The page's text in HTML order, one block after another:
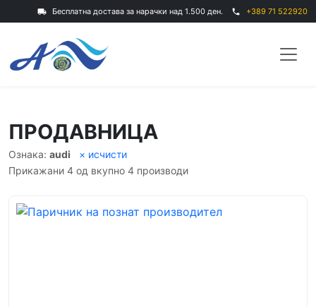
local_shipping Бесплатна достава за нарачки над 1.500 ден. phone +389 71 522920
ПРОДАВНИЦА
Ознака: audi
× исчисти
Прикажани 4 од вкупно 4 производи